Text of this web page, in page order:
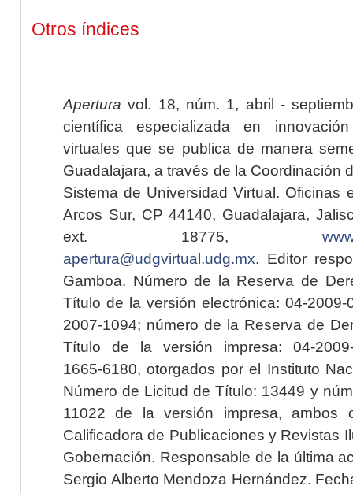
Otros índices
Apertura vol. 18, núm. 1, abril -
científica especializada en
virtuales que se publica de manera
Guadalajara, a través de la Coordinación
Sistema de Universidad Virtual. Oficinas
Arcos Sur, CP 44140, Guadalajara,
ext. 18775,
apertura@udgvirtual.udg.mx. Editor
Gamboa. Número de la Reserva de
Título de la versión electrónica: 04-2009-
2007-1094; número de la Reserva de
Título de la versión impresa: 04-2009-
1665-6180, otorgados por el Instituto
Número de Licitud de Título: 13449 y
11022 de la versión impresa, ambos
Calificadora de Publicaciones y Revistas
Gobernación. Responsable de la última
Sergio Alberto Mendoza Hernández.